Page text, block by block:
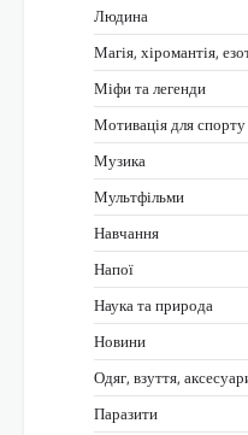
Людина
Магія, хіромантія,
Міфи та легенди
Мотивація для спорту
Музика
Мультфільми
Навчання
Напої
Наука та природа
Новини
Одяг, взуття,
Паразити